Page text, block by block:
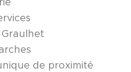
de proximité